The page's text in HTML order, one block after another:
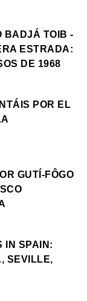
BADJÁ TOIB -
ESTRADA:
DE 1968
POR EL
GUTÍ-FÔGO
IN SPAIN:
SEVILLE,